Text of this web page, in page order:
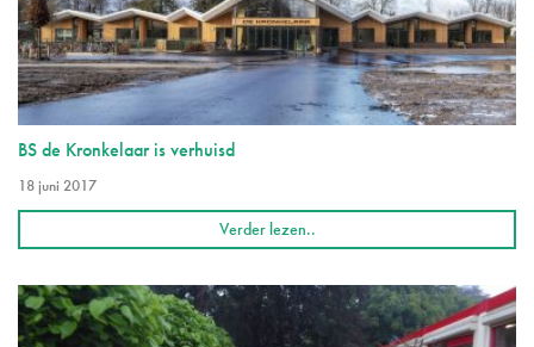
BS de Kronkelaar is verhuisd
18 juni 2017
Verder lezen..